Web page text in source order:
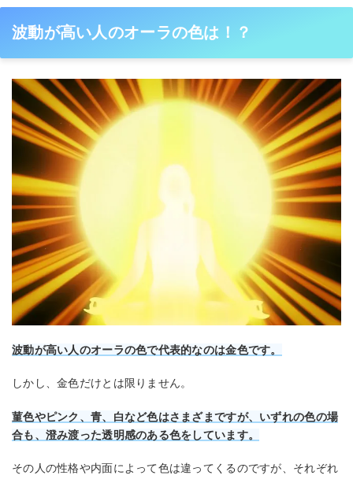
波動が高い人のオーラの色は！？
波動が高い人のオーラの色で代表的なのは金色です。
しかし、金色だけとは限りません。
菫色やピンク、青、白など色はさまざまですが、いずれの色の場
合も、澄み渡った透明感のある色をしています。
その人の性格や内面によって色は違ってくるのですが、それぞれ